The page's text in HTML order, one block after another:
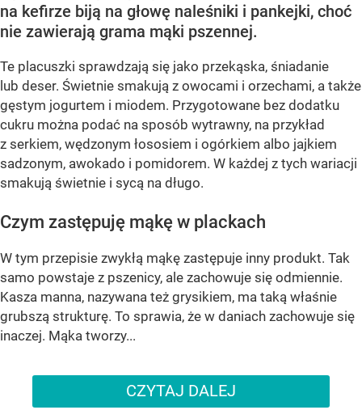
na kefirze biją na głowę naleśniki i pankejki, choć
nie zawierają grama mąki pszennej.
Te placuszki sprawdzają się jako przekąska, śniadanie
lub deser. Świetnie smakują z owocami i orzechami, a także
gęstym jogurtem i miodem. Przygotowane bez dodatku
cukru można podać na sposób wytrawny, na przykład
z serkiem, wędzonym łososiem i ogórkiem albo jajkiem
sadzonym, awokado i pomidorem. W każdej z tych wariacji
smakują świetnie i sycą na długo.
Czym zastępuję mąkę w plackach
W tym przepisie zwykłą mąkę zastępuje inny produkt. Tak
samo powstaje z pszenicy, ale zachowuje się odmiennie.
Kasza manna, nazywana też grysikiem, ma taką właśnie
grubszą strukturę. To sprawia, że w daniach zachowuje się
inaczej. Mąka tworzy...
CZYTAJ DALEJ